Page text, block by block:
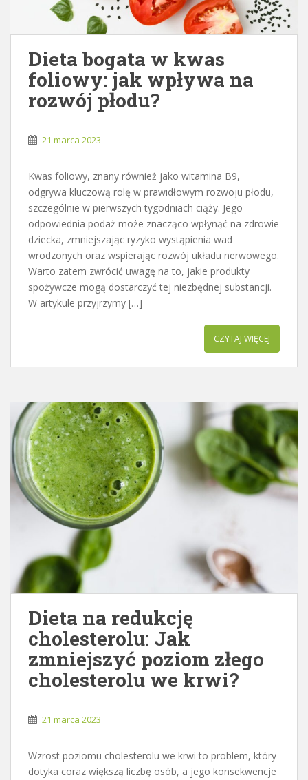
Dieta bogata w kwas
foliowy: jak wpływa na
rozwój płodu?
21 marca 2023
Kwas foliowy, znany również jako witamina B9,
odgrywa kluczową rolę w prawidłowym rozwoju płodu,
szczególnie w pierwszych tygodniach ciąży. Jego
odpowiednia podaż może znacząco wpłynąć na zdrowie
dziecka, zmniejszając ryzyko wystąpienia wad
wrodzonych oraz wspierając rozwój układu nerwowego.
Warto zatem zwrócić uwagę na to, jakie produkty
spożywcze mogą dostarczyć tej niezbędnej substancji.
W artykule przyjrzymy […]
CZYTAJ WIĘCEJ
Dieta na redukcję
cholesterolu: Jak
zmniejszyć poziom złego
cholesterolu we krwi?
21 marca 2023
Wzrost poziomu cholesterolu we krwi to problem, który
dotyka coraz większą liczbę osób, a jego konsekwencje